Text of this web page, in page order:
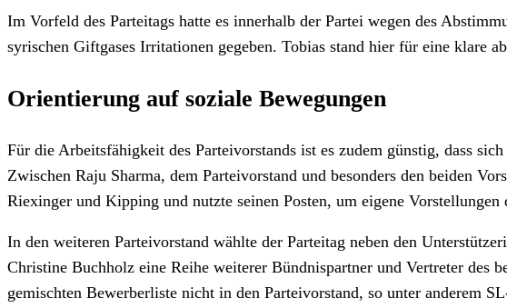
Im Vorfeld des Parteitags hatte es innerhalb der Partei wegen des
syrischen Giftgases Irritationen gegeben. Tobias stand hier für eine klare
Orientierung auf soziale Bewegungen
Für die Arbeitsfähigkeit des Parteivorstands ist es zudem günstig, dass
Zwischen Raju Sharma, dem Parteivorstand und besonders den beiden
Riexinger und Kipping und nutzte seinen Posten, um eigene
In den weiteren Parteivorstand wählte der Parteitag neben den
Christine Buchholz eine Reihe weiterer Bündnispartner und Vertreter des
gemischten Bewerberliste nicht in den Parteivorstand, so unter anderem